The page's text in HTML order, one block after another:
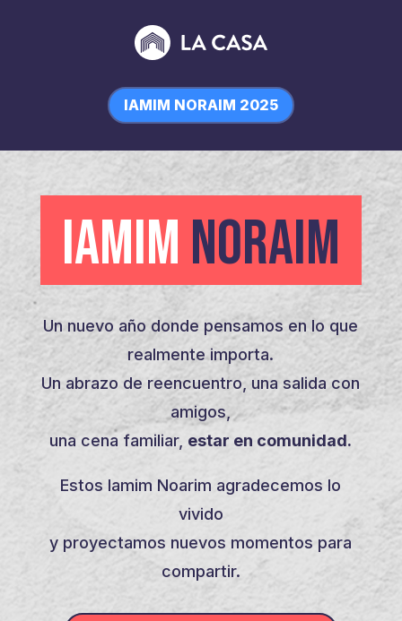
IAMIM NORAIM 2025
IAMIM NORAIM
Un nuevo año donde pensamos en lo que
realmente importa.
Un abrazo de reencuentro, una salida con
amigos,
una cena familiar, estar en comunidad.
Estos Iamim Noarim agradecemos lo
vivido
y proyectamos nuevos momentos para
compartir.